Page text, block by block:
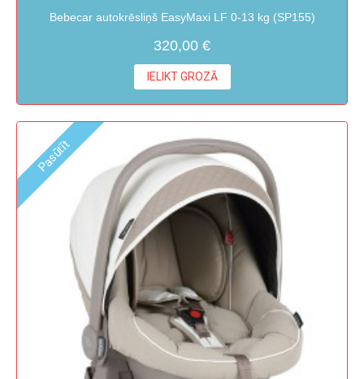
Bebecar autokrēsliņš EasyMaxi LF 0-13 kg (SP155)
320,00 €
IELIKT GROZĀ
Pasūtīt